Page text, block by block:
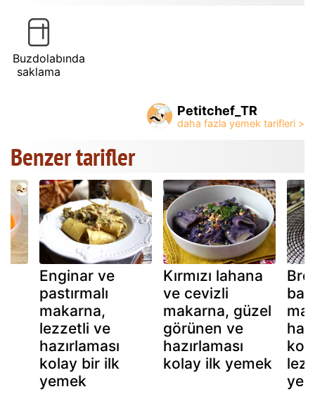
Buzdolabında
saklama
Petitchef_TR
Benzer tarifler
Enginar ve
pastırmalı
makarna,
lezzetli ve
hazırlaması
kolay bir ilk
yemek
Kırmızı lahana
ve cevizli
makarna, güzel
görünen ve
hazırlaması
kolay ilk yemek